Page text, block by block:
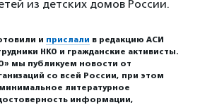
из детских домов России.
и прислали в редакцию АСИ
НКО и гражданские активисты.
мы публикуем новости от
со всей России, при этом
литературное
информации,